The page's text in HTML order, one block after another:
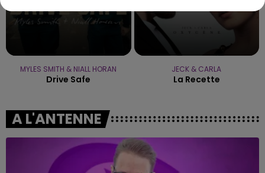
MYLES SMITH & NIALL HORAN
Drive Safe
JECK & CARLA
La Recette
A L'ANTENNE